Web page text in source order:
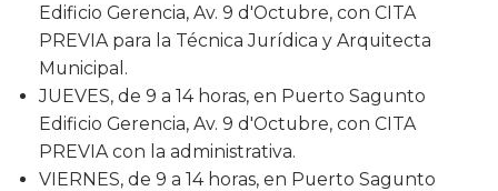
Edificio Gerencia, Av. 9 d'Octubre, con CITA
PREVIA para la Técnica Jurídica y Arquitecta
Municipal.
JUEVES, de 9 a 14 horas, en Puerto Sagunto
Edificio Gerencia, Av. 9 d'Octubre, con CITA
PREVIA con la administrativa.
VIERNES, de 9 a 14 horas, en Puerto Sagunto